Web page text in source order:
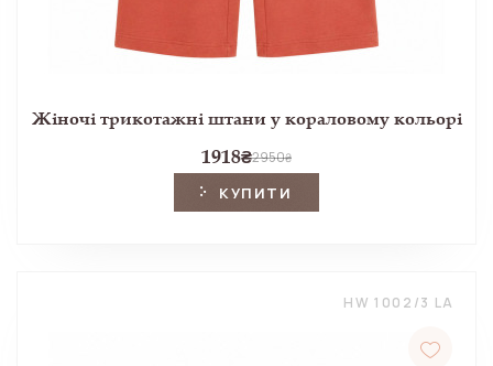
Жіночі трикотажні штани у кораловому кольорі
1918₴2950₴
КУПИТИ
HW 1002/3 LA